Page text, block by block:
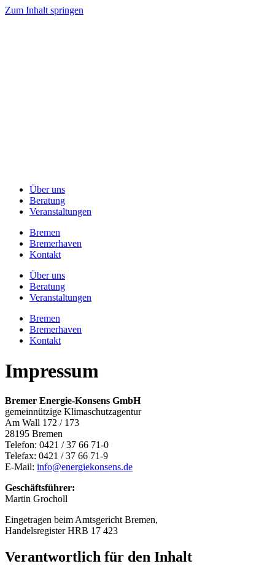
Zum Inhalt springen
Über uns
Beratung
Veranstaltungen
Bremen
Bremerhaven
Kontakt
Über uns
Beratung
Veranstaltungen
Bremen
Bremerhaven
Kontakt
Impressum
Bremer Energie-Konsens GmbH
gemeinnützige Klimaschutzagentur
Am Wall 172 / 173
28195 Bremen
Telefon: 0421 / 37 66 71-0
Telefax: 0421 / 37 66 71-9
E-Mail: info@energiekonsens.de
Geschäftsführer:
Martin Grocholl
Eingetragen beim Amtsgericht Bremen,
Handelsregister HRB 17 423
Verantwortlich für den Inhalt